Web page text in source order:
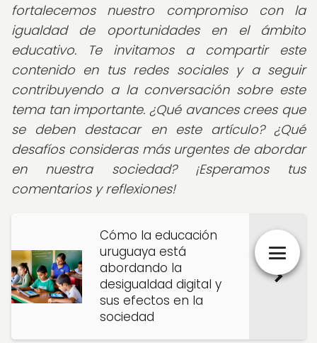
fortalecemos nuestro compromiso con la
igualdad de oportunidades en el ámbito
educativo. Te invitamos a compartir este
contenido en tus redes sociales y a seguir
contribuyendo a la conversación sobre este
tema tan importante. ¿Qué avances crees que
se deben destacar en este artículo? ¿Qué
desafíos consideras más urgentes de abordar
en nuestra sociedad? ¡Esperamos tus
comentarios y reflexiones!
Cómo la educación
uruguaya está
abordando la
desigualdad digital y
sus efectos en la
sociedad